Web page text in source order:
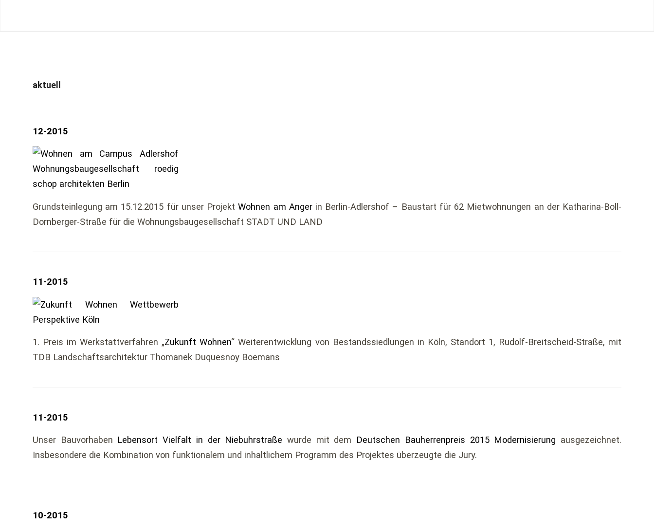
aktuell
12-2015
Grundsteinlegung am 15.12.2015 für unser ProjektWohnen am Angerin Berlin-Adlershof – Baustart für 62 Mietwohnungen an der Katharina-Boll-
Dornberger-Straße für die Wohnungsbaugesellschaft STADT UND LAND
11-2015
1. Preis im Werkstattverfahren „Zukunft Wohnen“ Weiterentwicklung von Bestandssiedlungen in Köln, Standort 1, Rudolf-Breitscheid-Straße, mit
TDB Landschaftsarchitektur Thomanek Duquesnoy Boemans
11-2015
Unser Bauvorhaben Lebensort Vielfalt in der Niebuhrstraße wurde mit dem Deutschen Bauherrenpreis 2015 Modernisierung ausgezeichnet.
Insbesondere die Kombination von funktionalem und inhaltlichem Programm des Projektes überzeugte die Jury.
10-2015